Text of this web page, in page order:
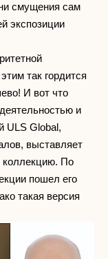
смущения сам
экспозиции
так гордится
И вот что
и
ULS Global,
выставляет
коллекцию. По
пошел его
такая версия